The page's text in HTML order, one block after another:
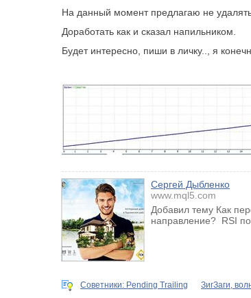
На данный момент предлагаю не
Доработать как и сказал напильником.
Будет интересно, пиши в личку.., я
Сергей Дыбленко
www.mql5.com
Добавил тему Как
направление? RSI
Советники: Pending Trailing ЗигЗаги,